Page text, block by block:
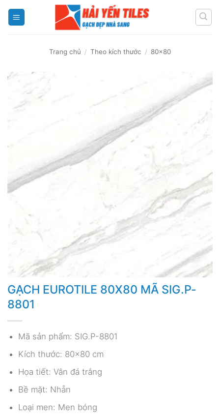
Trang chủ / Theo kích thước / 80x80
GẠCH EUROTILE 80X80 MÃ SIG.P-
8801
Mã sản phẩm: SIG.P-8801
Kích thước: 80×80 cm
Họa tiết: Vân đá trắng
Bề mặt: Nhẵn
Loại men: Men bóng